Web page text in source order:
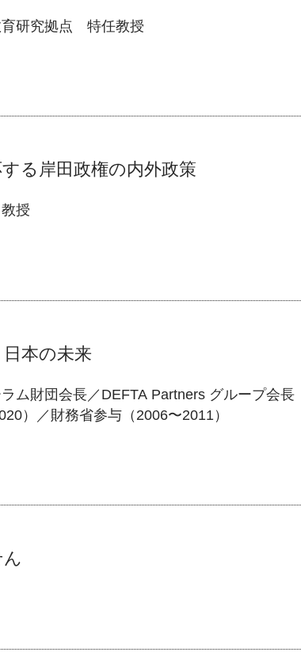
教育研究拠点 特任教授
る岸田政権の内外政策
授
本の未来
ム財団会長／DEFTA Partners グループ会長
）／財務省参与（2006〜2011）